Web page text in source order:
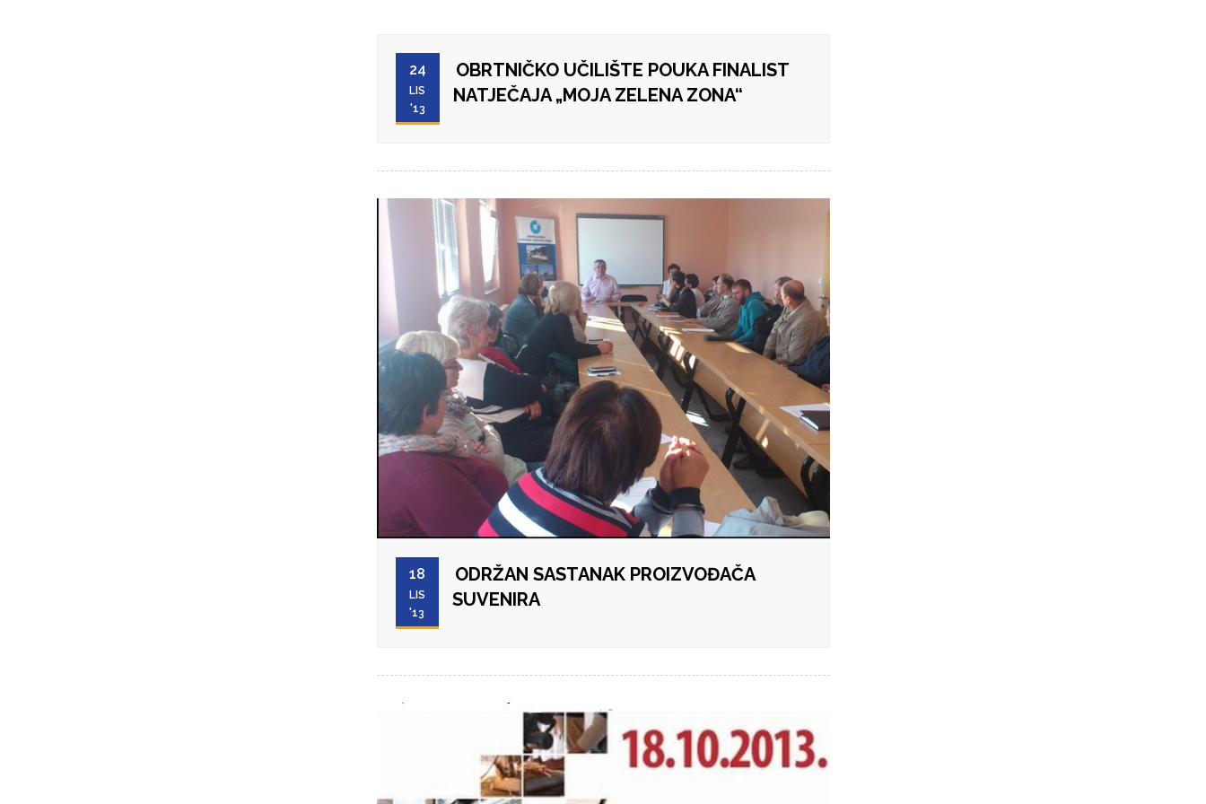
24
LIS
'13
OBRTNIČKO UČILIŠTE POUKA FINALIST
NATJEČAJA „MOJA ZELENA ZONA“
18
LIS
'13
ODRŽAN SASTANAK PROIZVOĐAČA
SUVENIRA